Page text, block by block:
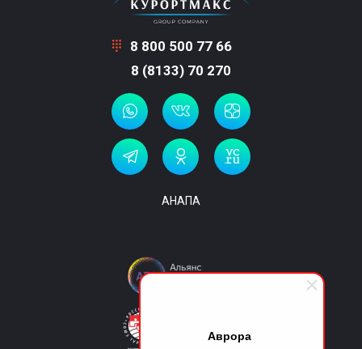
Аврора
8 800 500 77 66
8 (8133) 70 270
АНАПА